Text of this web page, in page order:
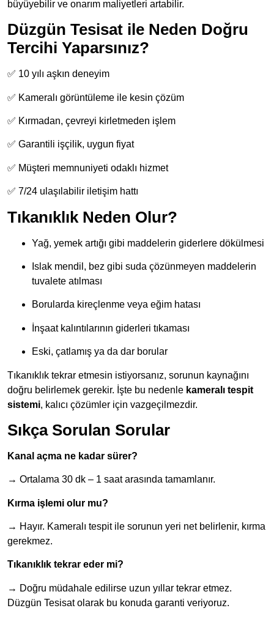
büyüyebilir ve onarım maliyetleri artabilir.
Düzgün Tesisat ile Neden Doğru
Tercihi Yaparsınız?
✅ 10 yılı aşkın deneyim
✅ Kameralı görüntüleme ile kesin çözüm
✅ Kırmadan, çevreyi kirletmeden işlem
✅ Garantili işçilik, uygun fiyat
✅ Müşteri memnuniyeti odaklı hizmet
✅ 7/24 ulaşılabilir iletişim hattı
Tıkanıklık Neden Olur?
Yağ, yemek artığı gibi maddelerin giderlere dökülmesi
Islak mendil, bez gibi suda çözünmeyen maddelerin
tuvalete atılması
Borularda kireçlenme veya eğim hatası
İnşaat kalıntılarının giderleri tıkaması
Eski, çatlamış ya da dar borular
Tıkanıklık tekrar etmesin istiyorsanız, sorunun kaynağını
doğru belirlemek gerekir. İşte bu nedenle kameralı tespit
sistemi, kalıcı çözümler için vazgeçilmezdir.
Sıkça Sorulan Sorular
Kanal açma ne kadar sürer?
→ Ortalama 30 dk – 1 saat arasında tamamlanır.
Kırma işlemi olur mu?
→ Hayır. Kameralı tespit ile sorunun yeri net belirlenir, kırma
gerekmez.
Tıkanıklık tekrar eder mi?
→ Doğru müdahale edilirse uzun yıllar tekrar etmez.
Düzgün Tesisat olarak bu konuda garanti veriyoruz.